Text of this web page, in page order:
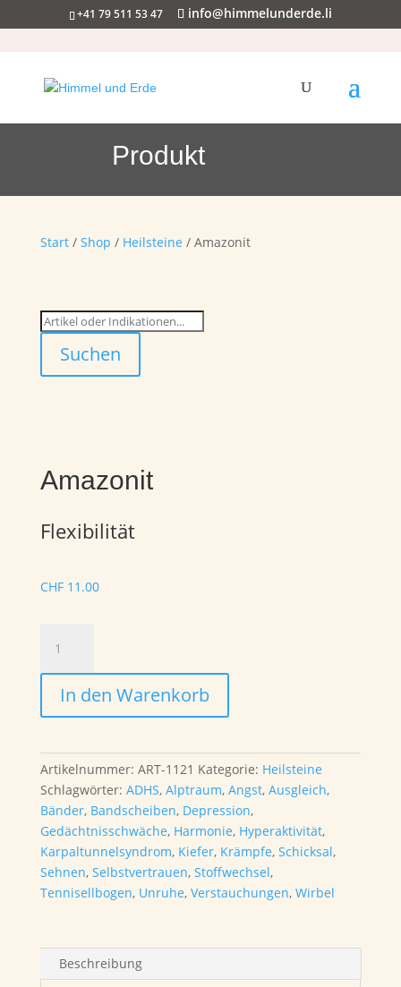
+41 79 511 53 47 info@himmelunderde.li
Produkt
Start/ Shop / Heilsteine / Amazonit
Suchen
Amazonit
Flexibilität
CHF11.00
Menge
In den Warenkorb
Artikelnummer: ART-1121 Kategorie: Heilsteine
Schlagwörter: ADHS, Alptraum, Angst, Ausgleich,
Bänder, Bandscheiben, Depression,
Gedächtnisschwäche, Harmonie, Hyperaktivität,
Karpaltunnelsyndrom, Kiefer, Krämpfe, Schicksal,
Sehnen, Selbstvertrauen, Stoffwechsel,
Tennisellbogen, Unruhe, Verstauchungen, Wirbel
Beschreibung